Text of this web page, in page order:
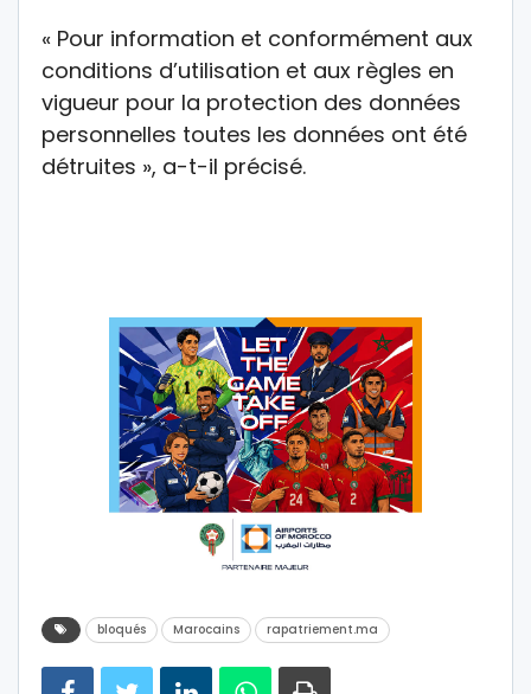
« Pour information et conformément aux
conditions d’utilisation et aux règles en
vigueur pour la protection des données
personnelles toutes les données ont été
détruites », a-t-il précisé.
bloqués Marocains rapatriement.ma